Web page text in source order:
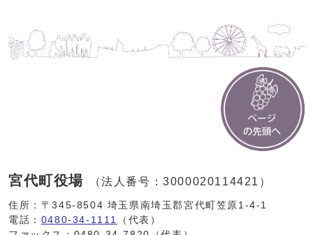
宮代町役場 （法人番号：3000020114421）
住所：〒345-8504 埼玉県南埼玉郡宮代町笠原1-4-1
電話： 0480-34-1111
（代表）